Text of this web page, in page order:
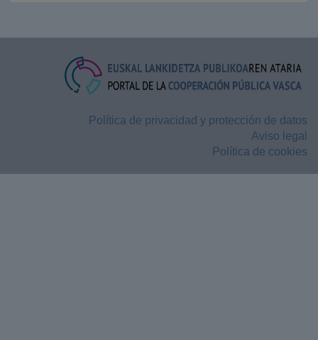
Política de privacidad y protección de datos
Aviso legal
Política de cookies